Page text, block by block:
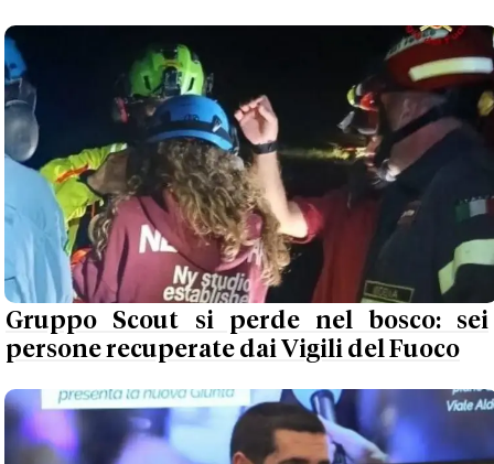
Gruppo Scout si perde nel bosco: sei
persone recuperate dai Vigili del Fuoco